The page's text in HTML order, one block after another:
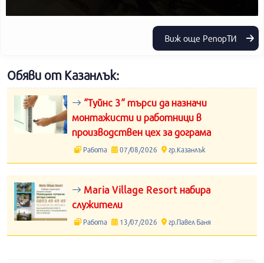
Виж още РепорТИ
Обяви от Казанлък:
“Туйнс 3“ търси да назначи
монтажисти и работници в
производствен цех за дограма
Работа 07/08/2026 гр.Казанлък
Maria Village Resort набира
служители
Работа 13/07/2026 гр.Павел Баня